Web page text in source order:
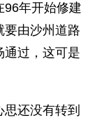
96年开始修建
要由沙州道路
通过，这可是
还没有转到